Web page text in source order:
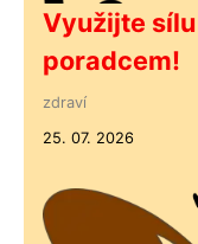
Využijte
poradcem!
zdraví
25. 07. 2026